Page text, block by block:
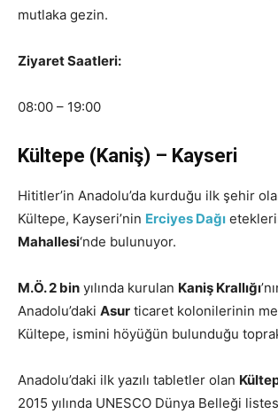
mutlaka gezin.
Ziyaret Saatleri:
08:00 – 19:00
Kültepe (Kaniş) – Kayseri
Hititler’in Anadolu’da kurduğu ilk şehir
Kültepe, Kayseri’nin Erciyes Dağı
Mahallesi‘nde bulunuyor.
M.Ö. 2 bin yılında kurulan Kaniş Krallığı
Anadolu’daki Asur ticaret kolonilerinin
Kültepe, ismini höyüğün bulunduğu
Anadolu’daki ilk yazılı tabletler olan
2015 yılında UNESCO Dünya Belleği